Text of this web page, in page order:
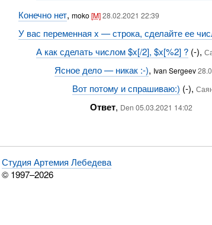
Конечно нет, moko[M]28.02.2021 22:39
У вас переменная x — строка, сделайте ее
А как сделать числом $x[/2], $x[%2] ? (-),
Ясное дело — никак :-), Ivan Sergeev
Вот потому и спрашиваю:) (-),
Ответ, Den 05.03.2021 14:02
Студия Артемия Лебедева
© 1997–2026